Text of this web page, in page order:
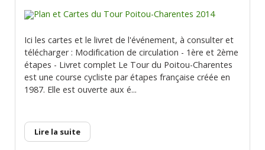
Ici les cartes et le livret de l'événement, à consulter et
télécharger : Modification de circulation - 1ère et 2ème
étapes - Livret complet Le Tour du Poitou-Charentes
est une course cycliste par étapes française créée en
1987. Elle est ouverte aux é...
Lire la suite